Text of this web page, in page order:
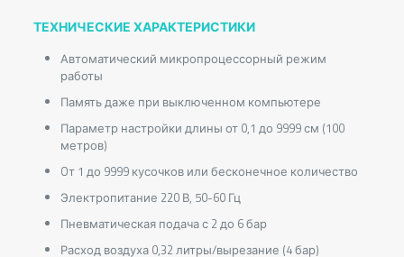
ТЕХНИЧЕСКИЕ ХАРАКТЕРИСТИКИ
Автоматический микропроцессорный режим
работы
Память даже при выключенном компьютере
Параметр настройки длины от 0,1 до 9999 см (100
метров)
Oт 1 до 9999 кусочков или бесконечное количество
Электропитание 220 В, 50-60 Гц
Пневматическая подача с 2 до 6 бар
Расход воздуха 0,32 литры/вырезание (4 бар)